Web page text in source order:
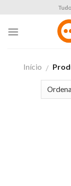
content
Início /